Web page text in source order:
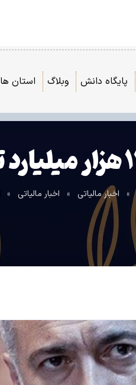
پایگاه دانش وبلاگ استان ها
» اخبار مالیاتی » اخبار مالیاتی »